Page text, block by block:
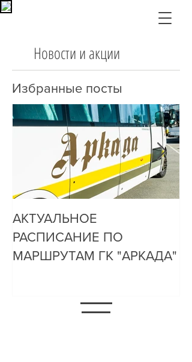
Новости и акции
Избранные посты
АКТУАЛЬНОЕ
РАСПИСАНИЕ ПО
МАРШРУТАМ ГК "АРКАДА"